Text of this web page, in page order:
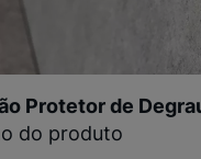
Protetor de
do produto